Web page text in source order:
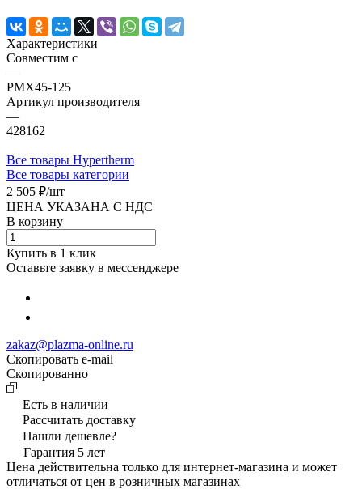
Характеристики
Совместим с
—
PMX45-125
Артикул производителя
—
428162
Все товары Hypertherm
Все товары категории
2 505 ₽/шт
ЦЕНА УКАЗАНА С НДС
В корзину
Купить в 1 клик
Оставьте заявку в мессенджере
zakaz@plazma-online.ru
Скопировать e-mail
Cкопированно
Есть в наличии
Рассчитать доставку
Нашли дешевле?
Гарантия 5 лет
Цена действительна только для интернет-магазина и может
отличаться от цен в розничных магазинах